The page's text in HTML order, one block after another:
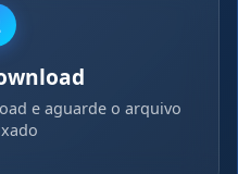
e aguarde o arquivo